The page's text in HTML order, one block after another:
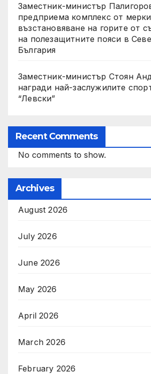
Заместник-министър
предприема комплекс от
възстановяване на горите от
на полезащитните пояси в
България
Заместник-министър Стоян
награди най-заслужилите
“Левски”
Recent Comments
No comments to show.
Archives
August 2026
July 2026
June 2026
May 2026
April 2026
March 2026
February 2026